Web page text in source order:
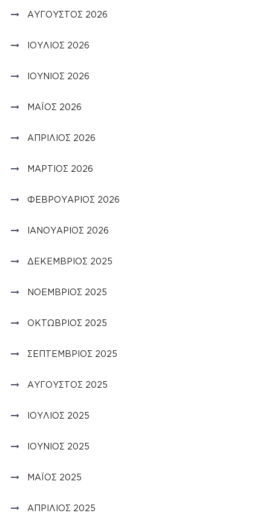
ΑΎΓΟΥΣΤΟΣ 2026
ΙΟΎΛΙΟΣ 2026
ΙΟΎΝΙΟΣ 2026
ΜΆΙΟΣ 2026
ΑΠΡΊΛΙΟΣ 2026
ΜΆΡΤΙΟΣ 2026
ΦΕΒΡΟΥΆΡΙΟΣ 2026
ΙΑΝΟΥΆΡΙΟΣ 2026
ΔΕΚΈΜΒΡΙΟΣ 2025
ΝΟΈΜΒΡΙΟΣ 2025
ΟΚΤΏΒΡΙΟΣ 2025
ΣΕΠΤΈΜΒΡΙΟΣ 2025
ΑΎΓΟΥΣΤΟΣ 2025
ΙΟΎΛΙΟΣ 2025
ΙΟΎΝΙΟΣ 2025
ΜΆΙΟΣ 2025
ΑΠΡΊΛΙΟΣ 2025